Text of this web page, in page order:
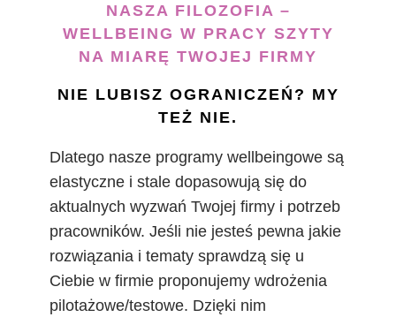
NASZA FILOZOFIA –
WELLBEING W PRACY SZYTY
NA MIARĘ TWOJEJ FIRMY
NIE LUBISZ OGRANICZEŃ? MY
TEŻ NIE.
Dlatego nasze programy wellbeingowe są
elastyczne i stale dopasowują się do
aktualnych wyzwań Twojej firmy i potrzeb
pracowników. Jeśli nie jesteś pewna jakie
rozwiązania i tematy sprawdzą się u
Ciebie w firmie proponujemy wdrożenia
pilotażowe/testowe. Dzięki nim